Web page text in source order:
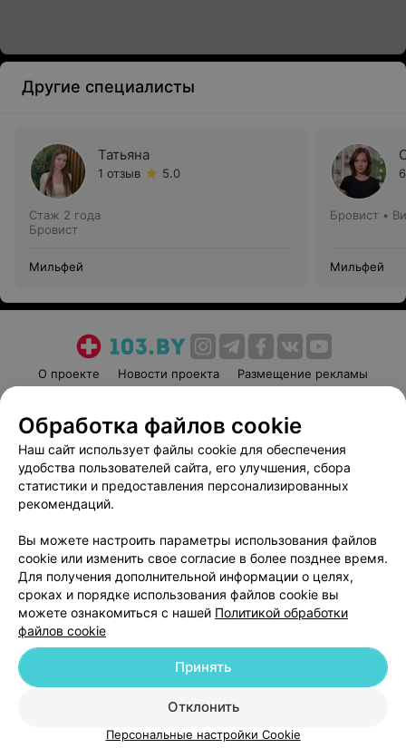
Другие специалисты
Татьяна
1 отзыв 5.0
Стаж 2 года
Бровист
Мильфей
Бровист •
Мильфей
О проекте Новости проекта
Размещение рекламы
Пользовательское соглашение
Способы оплаты
Вакансии
Партнеры
Написать руководителю 103.by
Обработка персональных данных
© 2026 ООО «Артокс Лаб», УНП 191700409
| 220012, Республика Беларусь,
Служба поддержки +375 291212755
Обработка файлов cookie
Наш сайт использует файлы cookie для обеспечения
удобства пользователей сайта, его улучшения, сбора
статистики и предоставления персонализированных
рекомендаций.
Вы можете настроить параметры использования файлов
cookie или изменить свое согласие в более позднее время.
Для получения дополнительной информации о целях,
сроках и порядке использования файлов cookie вы
можете ознакомиться с нашей Политикой обработки
файлов cookie
Отклонить
Принять
Персональные настройки Cookie